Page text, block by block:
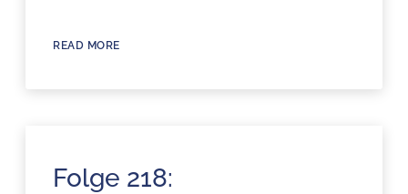
READ MORE
Folge 218: